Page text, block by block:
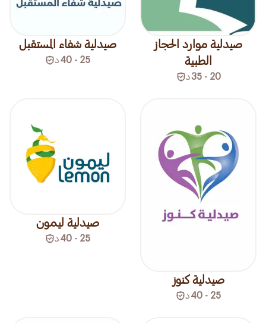
صيدلية موارد الحجاز
الطبية
20 - 35 د
صيدلية شفاء المستقبل
25 - 40 د
صيدلية كنوز
25 - 40 د
صيدلية ليمون
25 - 40 د